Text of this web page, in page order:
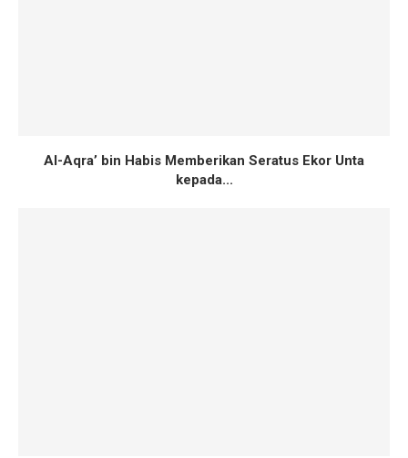
Al-Aqra’ bin Habis Memberikan Seratus Ekor Unta
kepada...